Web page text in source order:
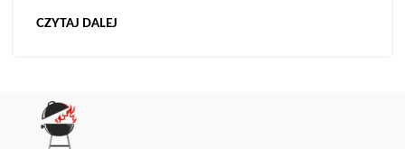
CZYTAJ DALEJ